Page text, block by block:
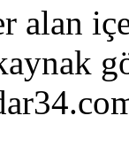
alan